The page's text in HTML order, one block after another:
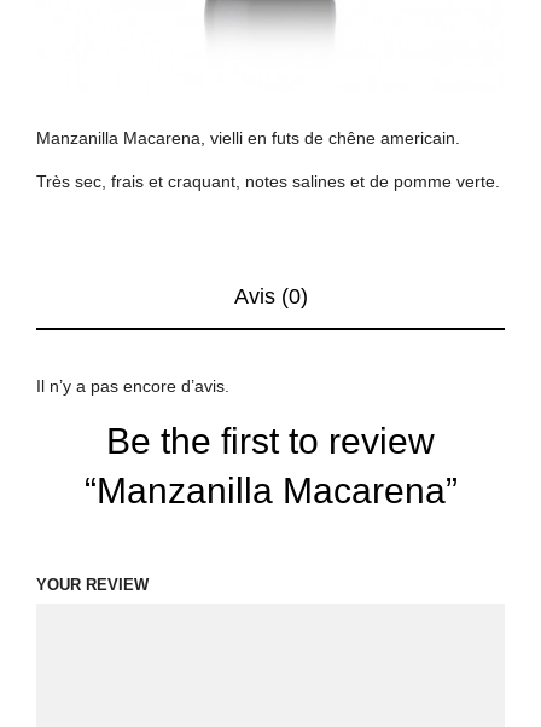
Manzanilla Macarena, vielli en futs de chêne americain.
Très sec, frais et craquant, notes salines et de pomme verte.
Avis (0)
Il n’y a pas encore d’avis.
Be the first to review
“Manzanilla Macarena”
YOUR REVIEW